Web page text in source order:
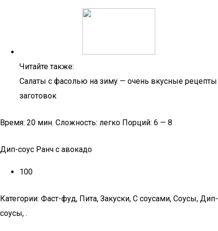
Читайте также:
Салаты с фасолью на зиму — очень вкусные рецепты
заготовок
Время: 20 мин. Сложность: легко Порций: 6 — 8
Дип-соус Ранч с авокадо
100
Категории: Фаст-фуд, Пита, Закуски, С соусами, Соусы, Дип-
соусы, .